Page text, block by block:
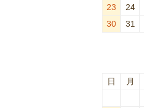
23
24
30
31
日 月